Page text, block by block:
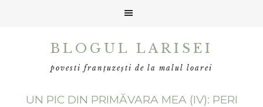
BLOGUL LARISEI
povesti franțuzești de la malul loarei
UN PIC DIN PRIMĂVARA MEA (IV): PERI